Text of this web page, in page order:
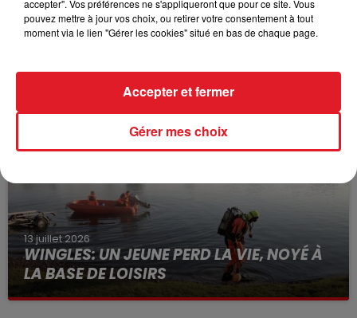
15 juillet 2026
VOLONTAIRE EN COURS, APRÈS LA...
Selon les premiers éléments, le logement servait
à des prostituées
13 juillet 2026
WINGLES: UN JEUNE PERD LA VIE, NOYÉ À
LA BASE DE LOISIRS
La victime a coulé à pic
accepter". Vos préférences ne s'appliqueront que pour ce site. Vous
pouvez mettre à jour vos choix, ou retirer votre consentement à tout
moment via le lien "Gérer les cookies" situé en bas de chaque page.
Gérer mes choix
Accepter et fermer